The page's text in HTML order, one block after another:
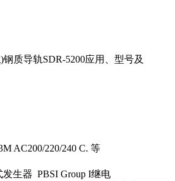
质导轨SDR-5200应用、型号及
AC200/220/240 C. 等
生器 PBSI Group I继电